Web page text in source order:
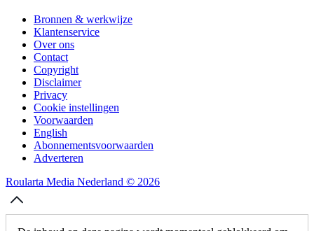
Bronnen & werkwijze
Klantenservice
Over ons
Contact
Copyright
Disclaimer
Privacy
Cookie instellingen
Voorwaarden
English
Abonnementsvoorwaarden
Adverteren
Roularta Media Nederland © 2026